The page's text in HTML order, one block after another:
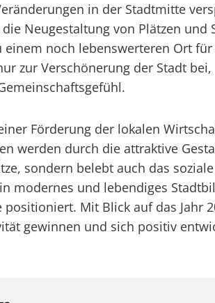
in der Stadtmitte
Neugestaltung von Plätzen und
noch lebenswerteren Ort
zur Verschönerung der Stadt bei,
Förderung der lokalen
werden durch die attraktive
sondern belebt auch das
modernes und lebendiges
Mit Blick auf das Jahr
gewinnen und sich positiv